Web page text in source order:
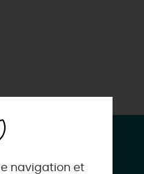
navigation et